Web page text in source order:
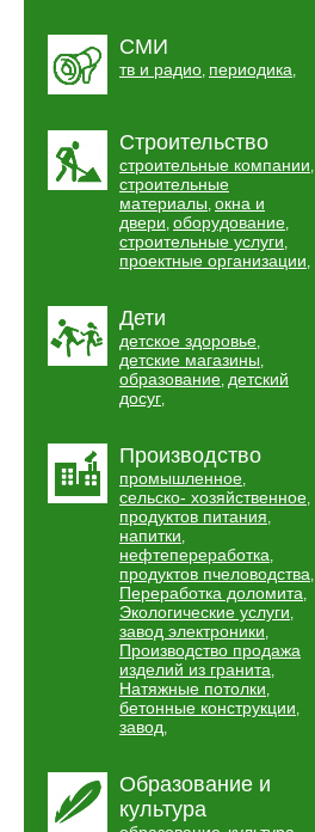
СМИ
тв и радио, периодика,
Строительство
строительные компании,
строительные
материалы, окна и
двери, оборудование,
строительные услуги,
проектные организации,
Дети
детское здоровье,
детские магазины,
образование, детский
досуг,
Производство
промышленное,
сельско- хозяйственное,
продуктов питания,
напитки,
нефтепереработка,
продуктов пчеловодства,
Переработка доломита,
Экологические услуги,
завод электроники,
Производство продажа
изделий из гранита,
Натяжные потолки,
бетонные конструкции,
завод,
Образование и
культура